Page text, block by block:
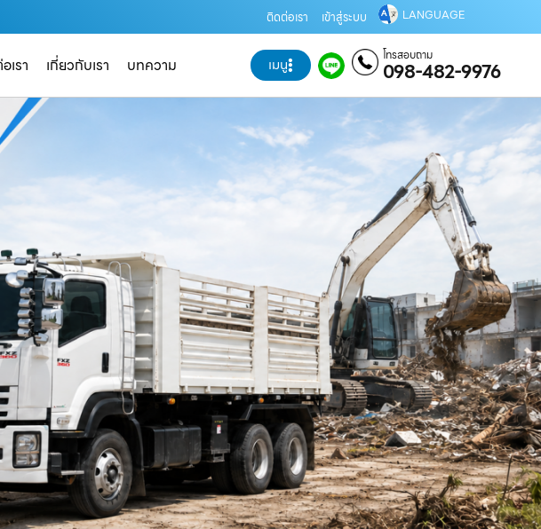
ติดต่อเรา เข้าสู่ระบบ LANGUAGE
เรา เกี่ยวกับเรา บทความ เมนู โทรสอบถาม
098-482-9976